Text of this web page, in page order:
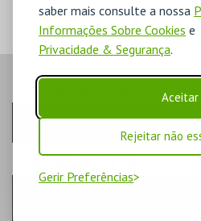
saber mais consulte a nossa
Informações Sobre Cookies e
Privacidade & Segurança.
Aceitar
Rejeitar não
Gerir Preferências
Escolha a sessão pretendida
PASSO- EVENTO